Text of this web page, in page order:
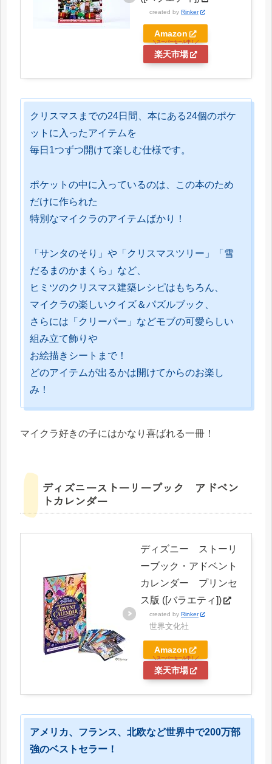
created by Rinker
Amazon
楽天市場
クリスマスまでの24日間、本にある24個のポケ
ットに入ったアイテムを
毎日1つずつ開けて楽しむ仕様です。
ポケットの中に入っているのは、この本のため
だけに作られた
特別なマイクラのアイテムばかり！
「サンタのそり」や「クリスマスツリー」「雪
だるまのかまくら」など、
ヒミツのクリスマス建築レシピはもちろん、
マイクラの楽しいクイズ＆パズルブック、
さらには「クリーパー」などモブの可愛らしい
組み立て飾りや
お絵描きシートまで！
どのアイテムが出るかは開けてからのお楽し
み！
マイクラ好きの子にはかなり喜ばれる一冊！
ディズニーストーリーブック アドベン
トカレンダー
ディズニー ストーリ
ーブック・アドベント
カレンダー プリンセ
ス版 ([バラエティ])
created by Rinker
世界文化社
Amazon
楽天市場
アメリカ、フランス、北欧など世界中で200万部
強のベストセラー！